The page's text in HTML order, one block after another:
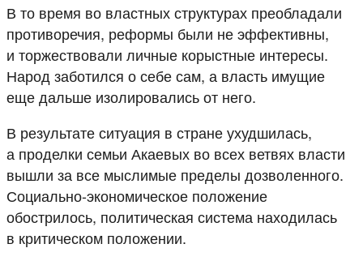
В то время во властных структурах преобладали
противоречия, реформы были не эффективны,
и торжествовали личные корыстные интересы.
Народ заботился о себе сам, а власть имущие
еще дальше изолировались от него.
В результате ситуация в стране ухудшилась,
а проделки семьи Акаевых во всех ветвях власти
вышли за все мыслимые пределы дозволенного.
Социально-экономическое положение
обострилось, политическая система находилась
в критическом положении.